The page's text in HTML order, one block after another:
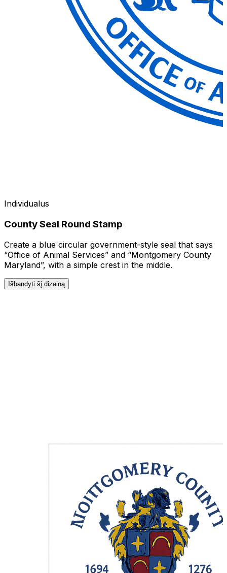
Individualus
County Seal Round Stamp
Create a blue circular government-style seal that says
“Office of Animal Services” and “Montgomery County
Maryland”, with a simple crest in the middle.
Išbandyti šį dizainą